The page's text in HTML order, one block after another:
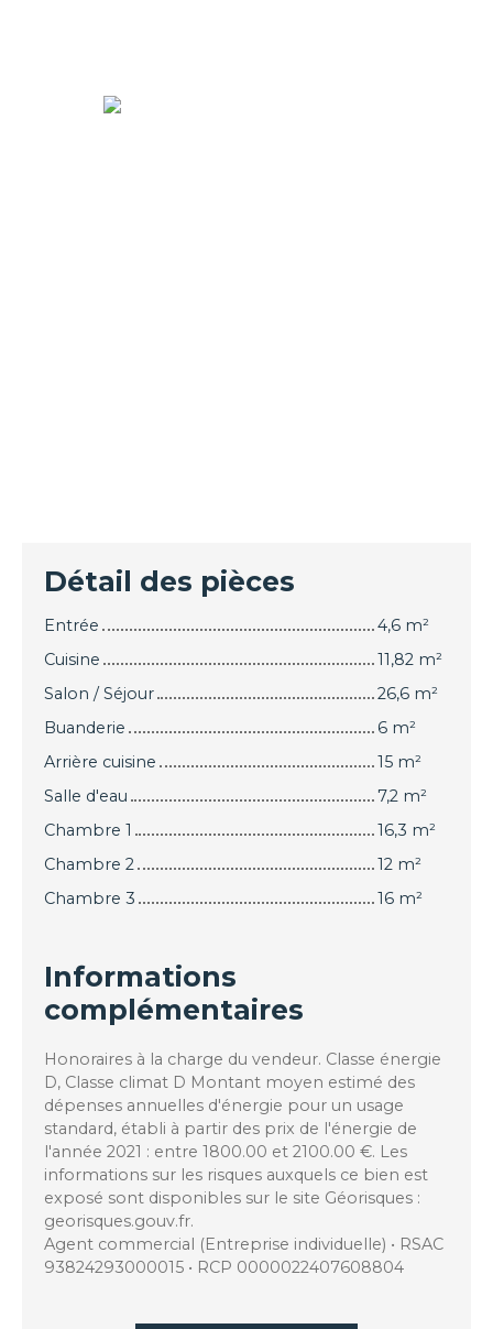
Détail des pièces
Entrée
4,6 m²
Cuisine
11,82 m²
Salon / Séjour
26,6 m²
Buanderie
6 m²
Arrière cuisine
15 m²
Salle d'eau
7,2 m²
Chambre 1
16,3 m²
Chambre 2
12 m²
Chambre 3
16 m²
Informations
complémentaires
Honoraires à la charge du vendeur. Classe énergie
D, Classe climat D Montant moyen estimé des
dépenses annuelles d'énergie pour un usage
standard, établi à partir des prix de l'énergie de
l'année 2021 : entre 1800.00 et 2100.00 €. Les
informations sur les risques auxquels ce bien est
exposé sont disponibles sur le site Géorisques :
georisques.gouv.fr.
Agent commercial (Entreprise individuelle) • RSAC
93824293000015 • RCP 0000022407608804